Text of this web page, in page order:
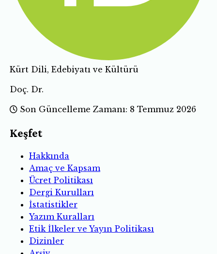
Kürt Dili, Edebiyatı ve Kültürü
Doç. Dr.
Son Güncelleme Zamanı: 8 Temmuz 2026
Keşfet
Hakkında
Amaç ve Kapsam
Ücret Politikası
Dergi Kurulları
İstatistikler
Yazım Kuralları
Etik İlkeler ve Yayın Politikası
Dizinler